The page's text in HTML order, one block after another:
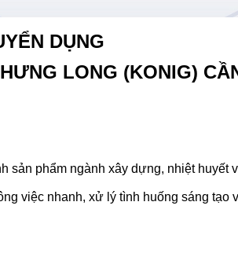
DỤNG
LONG (KONIG)
phẩm ngành xây dựng, nhiệt huyết
việc nhanh, xử lý tình huống sáng tạo